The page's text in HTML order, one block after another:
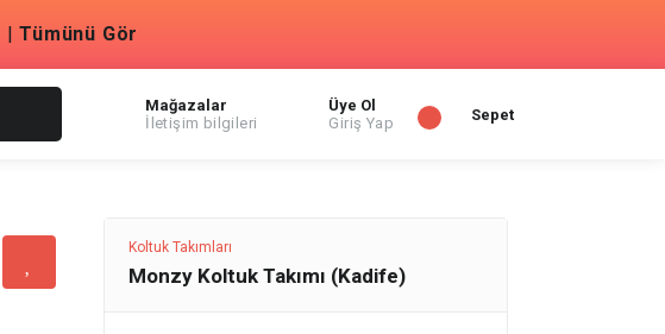
|Tümünü Gör
Mağazalar
İletişim bilgileri
Üye Ol
Giriş Yap
Sepet
Koltuk Takımları
Monzy Koltuk Takımı (Kadife)